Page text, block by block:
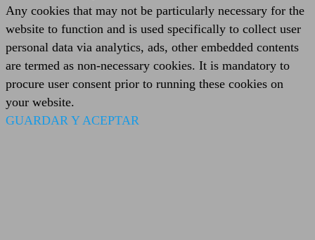
Any cookies that may not be particularly necessary for the
website to function and is used specifically to collect user
personal data via analytics, ads, other embedded contents
are termed as non-necessary cookies. It is mandatory to
procure user consent prior to running these cookies on
your website.
GUARDAR Y ACEPTAR